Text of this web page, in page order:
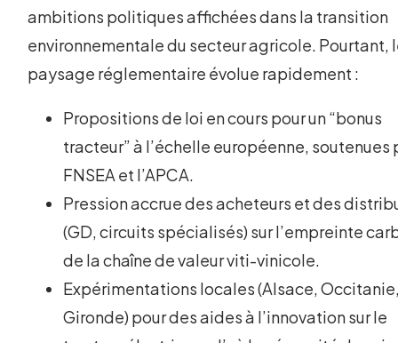
ambitions politiques affichées dans la transition
environnementale du secteur agricole. Pourtant,
paysage réglementaire évolue rapidement :
Propositions de loi en cours pour un “bonus
tracteur” à l’échelle européenne, soutenues
FNSEA et l’APCA.
Pression accrue des acheteurs et des
(GD, circuits spécialisés) sur l’empreinte
de la chaîne de valeur viti-vinicole.
Expérimentations locales (Alsace,
Gironde) pour des aides à l’innovation sur le